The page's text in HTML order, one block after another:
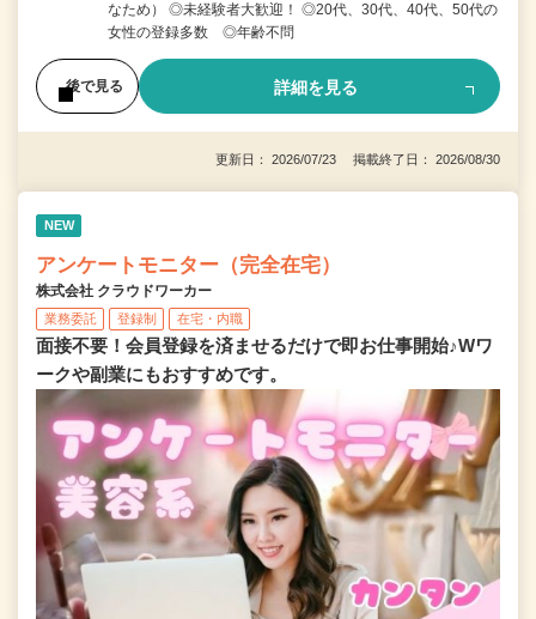
なため） ◎未経験者大歓迎！ ◎20代、30代、40代、50代の
女性の登録多数 ◎年齢不問
後で見る 詳細を見る
更新日： 2026/07/23 掲載終了日： 2026/08/30
NEW
アンケートモニター（完全在宅）
株式会社 クラウドワーカー
業務委託 登録制 在宅・内職
面接不要！会員登録を済ませるだけで即お仕事開始♪Wワ
ークや副業にもおすすめです。